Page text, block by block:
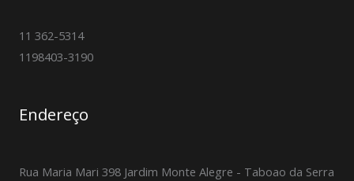
11 362-5314
1198403-3190
Endereço
Rua Maria Mari 398 Jardim Monte Alegre - Taboao da Serra